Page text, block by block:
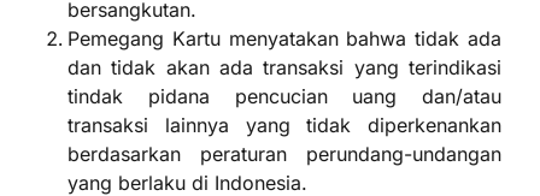
bersangkutan.
Pemegang Kartu menyatakan bahwa tidak ada
dan tidak akan ada transaksi yang terindikasi
tindak pidana pencucian uang dan/atau
transaksi lainnya yang tidak diperkenankan
berdasarkan peraturan perundang-undangan
yang berlaku di Indonesia.